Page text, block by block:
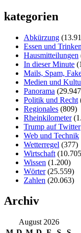
kategorien
Abkürzung
Essen und Trinken
Hausmitteilungen
In dieser Minute
Mails, Spam,
Medien und
Panorama
Politik und Recht
Regionales (809)
Rheinkilometer
Trump auf Twitter
Web und Technik
Wetterregel (377)
Wirtschaft
Wissen (1.200)
Wörter(25.559)
Zahlen (20.063)
Archiv
August 2026